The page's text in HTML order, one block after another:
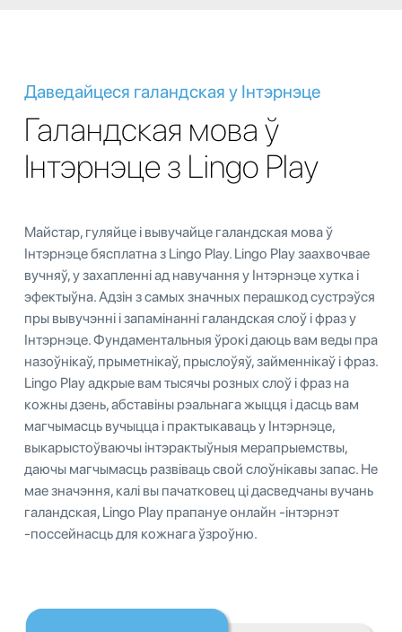
Даведайцеся галандская у Інтэрнэце
Галандская мова ў
Інтэрнэце з Lingo Play
Майстар, гуляйце і вывучайце галандская мова ў
Інтэрнэце бясплатна з Lingo Play. Lingo Play заахвочвае
вучняў, у захапленні ад навучання у Інтэрнэце хутка і
эфектыўна. Адзін з самых значных перашкод сустрэўся
пры вывучэнні і запамінанні галандская слоў і фраз у
Інтэрнэце. Фундаментальныя ўрокі даюць вам веды пра
назоўнікаў, прыметнікаў, прыслоўяў, займеннікаў і фраз.
Lingo Play адкрые вам тысячы розных слоў і фраз на
кожны дзень, абставіны рэальнага жыцця і дасць вам
магчымасць вучыцца і практыкаваць у Інтэрнэце,
выкарыстоўваючы інтэрактыўныя мерапрыемствы,
даючы магчымасць развіваць свой слоўнікавы запас. Не
мае значэння, калі вы пачатковец ці дасведчаны вучань
галандская, Lingo Play прапануе онлайн -інтэрнэт
-поссейнасць для кожнага ўзроўню.